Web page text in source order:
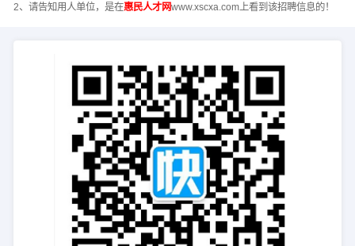
2、请告知用人单位，是在惠民人才网www.xscxa.com上看到该招聘信息的！